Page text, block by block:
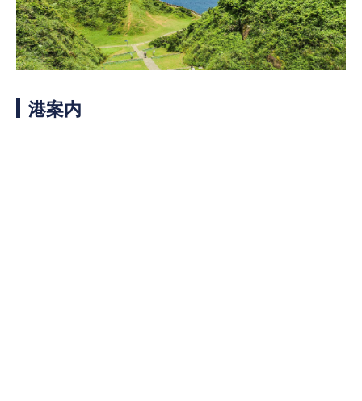
客船のご案内
寄港地ガイド
トピックス
港案内